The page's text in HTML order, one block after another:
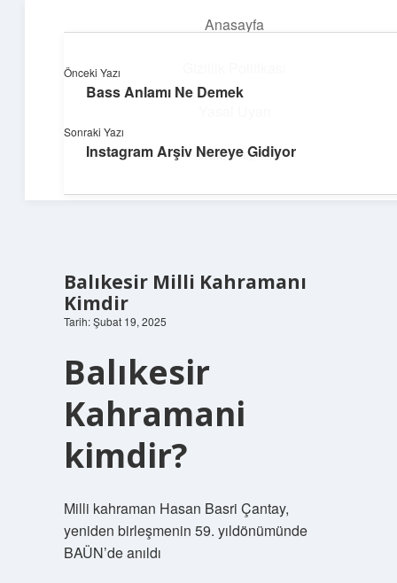
Anasayfa
Hakkımızda
Dijital dünyada keyifli bir macera!
Balıkesir Milli Kahramanı
Kimdir
Tarih: Şubat 19, 2025
Balıkesir
Kahramani
kimdir?
Milli kahraman Hasan Basri Çantay,
yeniden birleşmenin 59. yıldönümünde
BAÜN’de anıldı
Önceki Yazı
Bass Anlamı Ne Demek
Sonraki Yazı
Instagram Arşiv Nereye Gidiyor